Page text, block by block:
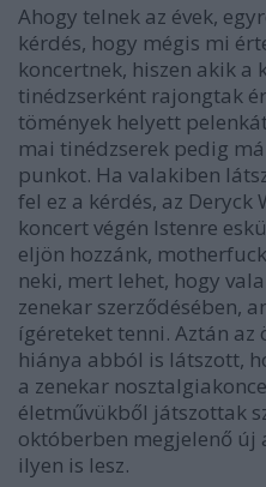
Ahogy telnek az évek,
kérdés, hogy mégis mi
koncertnek, hiszen akik a
tinédzserként rajongtak
tömények helyett
mai tinédzserek pedig
punkot. Ha valakiben
fel ez a kérdés, az Deryck
koncert végén Istenre
eljön hozzánk,
neki, mert lehet, hogy
zenekar szerződésében,
ígéreteket tenni. Aztán
hiánya abból is látszott,
a zenekar
életművükből játszottak
októberben megjelenő
ilyen is lesz.